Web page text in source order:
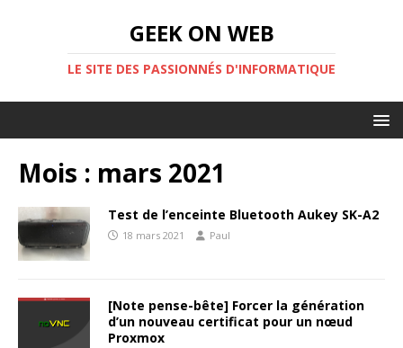
GEEK ON WEB
LE SITE DES PASSIONNÉS D'INFORMATIQUE
Mois : mars 2021
Test de l’enceinte Bluetooth Aukey SK-A2
18 mars 2021 Paul
[Note pense-bête] Forcer la génération
d’un nouveau certificat pour un nœud
Proxmox